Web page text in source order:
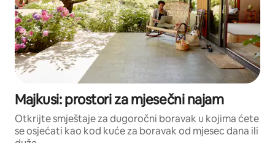
Majkusi: prostori za mjesečni najam
Otkrijte smještaje za dugoročni boravak u kojima ćete
se osjećati kao kod kuće za boravak od mjesec dana ili